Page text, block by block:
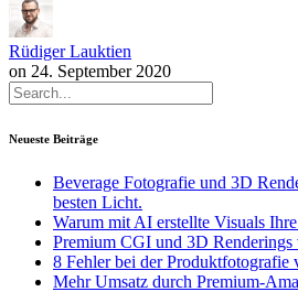
Rüdiger Lauktien
on 24. September 2020
Neueste Beiträge
Beverage Fotografie und 3D
besten Licht.
Warum mit AI erstellte Visuals
Premium CGI und 3D
8 Fehler bei der Produktfotografie
Mehr Umsatz durch Premium-